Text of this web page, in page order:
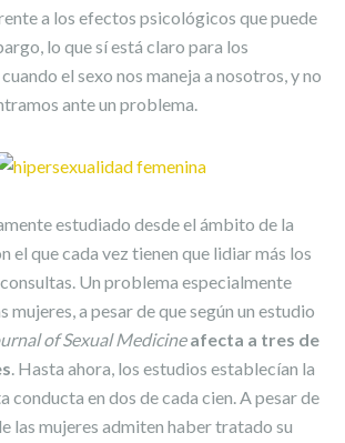
a los efectos psicológicos que puede
lo que sí está claro para los
el sexo nos maneja a nosotros, y no
ante un problema.
estudiado desde el ámbito de la
el que cada vez tienen que lidiar más los
Un problema especialmente
mujeres, a pesar de que según un estudio
of Sexual Medicine afecta a tres de
. Hasta ahora, los estudios establecían la
conducta en dos de cada cien. A pesar de
las mujeres admiten haber tratado su